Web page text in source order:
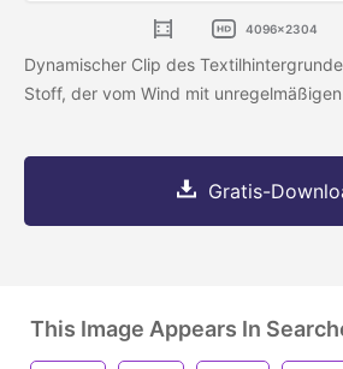
4096x2304
Dynamischer Clip des
Stoff, der vom Wind mit
Gratis-
This Image Appears In